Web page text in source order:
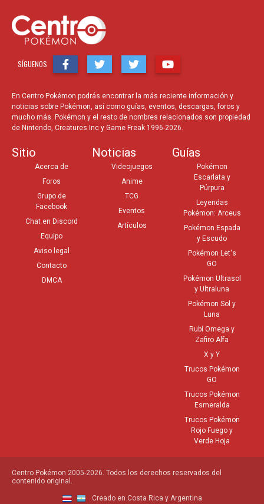
SÍGUENOS
En Centro Pokémon podrás encontrar la más reciente información y
noticias sobre Pokémon, así como guías, eventos, descargas, foros y
mucho más. Pokémon y el resto de nombres relacionados son propiedad
de Nintendo, Creatures Inc y Game Freak 1996-2026.
Sitio
Acerca de
Foros
Grupo de
Facebook
Chat en Discord
Equipo
Aviso legal
Contacto
DMCA
Noticias
Videojuegos
Anime
TCG
Eventos
Artículos
Guías
Pokémon
Escarlata y
Púrpura
Leyendas
Pokémon: Arceus
Pokémon Espada
y Escudo
Pokémon Let's
GO
Pokémon Ultrasol
y Ultraluna
Pokémon Sol y
Luna
Rubí Omega y
Zafiro Alfa
X y Y
Trucos Pokémon
GO
Trucos Pokémon
Esmeralda
Trucos Pokémon
Rojo Fuego y
Verde Hoja
Centro Pokémon 2005-2026. Todos los derechos reservados del
contenido original.
Creado en Costa Rica y Argentina